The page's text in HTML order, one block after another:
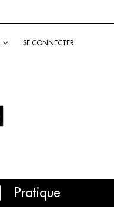
SE CONNECTER
Pratique